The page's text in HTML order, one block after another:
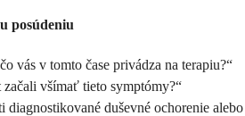
posúdeniu
vás v tomto čase privádza na terapiu?“
všímať tieto symptómy?“
diagnostikované duševné ochorenie alebo